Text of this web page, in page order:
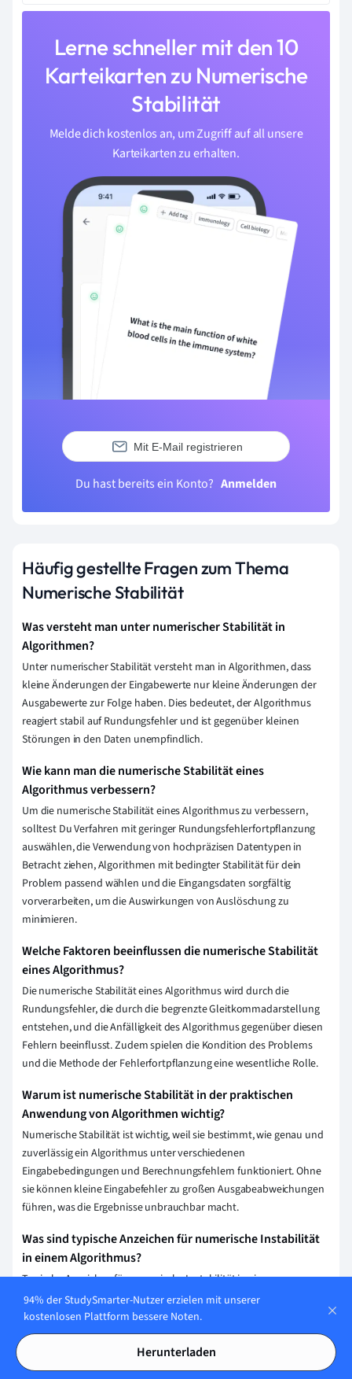
Lerne schneller mit den 10
Karteikarten zu Numerische
Stabilität
Melde dich kostenlos an, um Zugriff auf all unsere
Karteikarten zu erhalten.
Mit E-Mail registrieren
Du hast bereits ein Konto? Anmelden
Häufig gestellte Fragen zum Thema
Numerische Stabilität
Was versteht man unter numerischer Stabilität in
Algorithmen?
Unter numerischer Stabilität versteht man in Algorithmen, dass
kleine Änderungen der Eingabewerte nur kleine Änderungen der
Ausgabewerte zur Folge haben. Dies bedeutet, der Algorithmus
reagiert stabil auf Rundungsfehler und ist gegenüber kleinen
Störungen in den Daten unempfindlich.
Wie kann man die numerische Stabilität eines
Algorithmus verbessern?
Um die numerische Stabilität eines Algorithmus zu verbessern,
solltest Du Verfahren mit geringer Rundungsfehlerfortpflanzung
auswählen, die Verwendung von hochpräzisen Datentypen in
Betracht ziehen, Algorithmen mit bedingter Stabilität für dein
Problem passend wählen und die Eingangsdaten sorgfältig
vorverarbeiten, um die Auswirkungen von Auslöschung zu
minimieren.
Welche Faktoren beeinflussen die numerische Stabilität
eines Algorithmus?
Die numerische Stabilität eines Algorithmus wird durch die
Rundungsfehler, die durch die begrenzte Gleitkommadarstellung
entstehen, und die Anfälligkeit des Algorithmus gegenüber diesen
Fehlern beeinflusst. Zudem spielen die Kondition des Problems
und die Methode der Fehlerfortpflanzung eine wesentliche Rolle.
Warum ist numerische Stabilität in der praktischen
Anwendung von Algorithmen wichtig?
Numerische Stabilität ist wichtig, weil sie bestimmt, wie genau und
zuverlässig ein Algorithmus unter verschiedenen
Eingabebedingungen und Berechnungsfehlern funktioniert. Ohne
sie können kleine Eingabefehler zu großen Ausgabeabweichungen
führen, was die Ergebnisse unbrauchbar macht.
Was sind typische Anzeichen für numerische Instabilität
in einem Algorithmus?
Typische Anzeichen für numerische Instabilität in einem
Algorithmus sind stark schwankende Ergebnisse bei kleinen
Änderungen der Eingangsdaten, unerwartete Ergebnisse oder
Fehlerakkumulation sowie das Aufkommen von NaNs (Not a
Number) oder unendlichen Werten in Berechnungen.
94% der StudySmarter-Nutzer erzielen mit unserer
kostenlosen Plattform bessere Noten.
Herunterladen